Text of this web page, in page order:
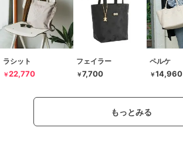
ラシット
￥22,770
フェイラー
￥7,700
ペルケ
￥14,960
もっとみる